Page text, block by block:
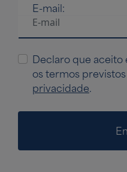
E-mail:
Declaro que aceito
os termos previstos
privacidade.